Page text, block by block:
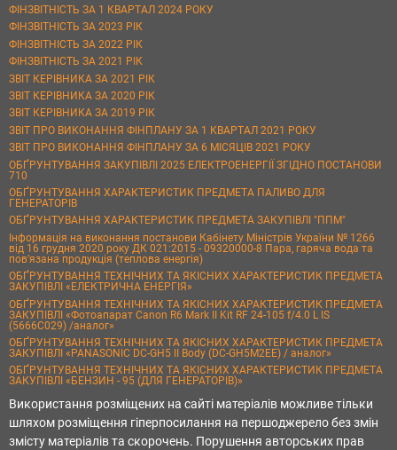
ФІНЗВІТНІСТЬ ЗА 1 КВАРТАЛ 2024 РОКУ
ФІНЗВІТНІСТЬ ЗА 2023 РІК
ФІНЗВІТНІСТЬ ЗА 2022 РІК
ФІНЗВІТНІСТЬ ЗА 2021 РІК
ЗВІТ КЕРІВНИКА ЗА 2021 РІК
ЗВІТ КЕРІВНИКА ЗА 2020 РІК
ЗВІТ КЕРІВНИКА ЗА 2019 РІК
ЗВІТ ПРО ВИКОНАННЯ ФІНПЛАНУ ЗА 1 КВАРТАЛ 2021 РОКУ
ЗВІТ ПРО ВИКОНАННЯ ФІНПЛАНУ ЗА 6 МІСЯЦІВ 2021 РОКУ
ОБҐРУНТУВАННЯ ЗАКУПІВЛІ 2025 ЕЛЕКТРОЕНЕРГІЇ ЗГІДНО ПОСТАНОВИ
710
ОБҐРУНТУВАННЯ ХАРАКТЕРИСТИК ПРЕДМЕТА ПАЛИВО ДЛЯ
ГЕНЕРАТОРІВ
ОБҐРУНТУВАННЯ ХАРАКТЕРИСТИК ПРЕДМЕТА ЗАКУПІВЛІ "ППМ"
Інформація на виконання постанови Кабінету Міністрів України № 1266
від 16 грудня 2020 року ДК 021:2015 - 09320000-8 Пара, гаряча вода та
пов’язана продукція (теплова енергія)
ОБҐРУНТУВАННЯ ТЕХНІЧНИХ ТА ЯКІСНИХ ХАРАКТЕРИСТИК ПРЕДМЕТА
ЗАКУПІВЛІ «ЕЛЕКТРИЧНА ЕНЕРГІЯ»
ОБҐРУНТУВАННЯ ТЕХНІЧНИХ ТА ЯКІСНИХ ХАРАКТЕРИСТИК ПРЕДМЕТА
ЗАКУПІВЛІ «Фотоапарат Canon R6 Mark II Kit RF 24-105 f/4.0 L IS
(5666C029) /аналог»
ОБҐРУНТУВАННЯ ТЕХНІЧНИХ ТА ЯКІСНИХ ХАРАКТЕРИСТИК ПРЕДМЕТА
ЗАКУПІВЛІ «PANASONIC DC-GH5 II Body (DC-GH5M2EE) / аналог»
ОБҐРУНТУВАННЯ ТЕХНІЧНИХ ТА ЯКІСНИХ ХАРАКТЕРИСТИК ПРЕДМЕТА
ЗАКУПІВЛІ «БЕНЗИН - 95 (ДЛЯ ГЕНЕРАТОРІВ)»
Використання розміщених на сайті матеріалів можливе тільки
шляхом розміщення гіперпосилання на першоджерело без змін
змісту матеріалів та скорочень. Порушення авторських прав